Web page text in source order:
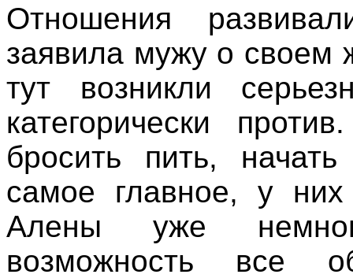
Отношения
заявила мужу о своем
тут возникли
категорически
бросить пить,
самое главное, у
Алены уже
возможность все